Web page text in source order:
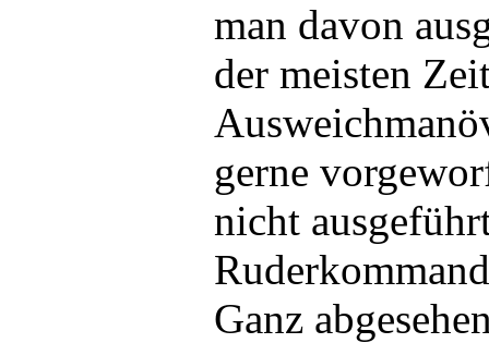
man davon
der meisten
gerne
nicht
Ganz